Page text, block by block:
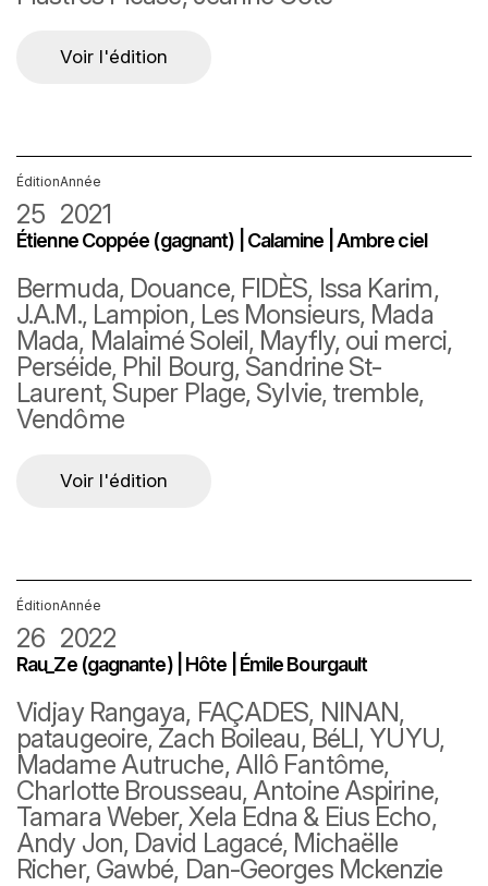
Voir l'édition
Édition
25
Année
2021
Étienne Coppée (gagnant) | Calamine | Ambre ciel
Bermuda, Douance, FIDÈS, Issa Karim,
J.A.M., Lampion, Les Monsieurs, Mada
Mada, Malaimé Soleil, Mayfly, oui merci,
Perséide, Phil Bourg, Sandrine St-
Laurent, Super Plage, Sylvie, tremble,
Vendôme
Voir l'édition
Édition
26
Année
2022
Rau_Ze (gagnante) | Hôte | Émile Bourgault
Vidjay Rangaya, FAÇADES, NINAN,
pataugeoire, Zach Boileau, BéLI, YUYU,
Madame Autruche, Allô Fantôme,
Charlotte Brousseau, Antoine Aspirine,
Tamara Weber, Xela Edna & Eius Echo,
Andy Jon, David Lagacé, Michaëlle
Richer, Gawbé, Dan-Georges Mckenzie